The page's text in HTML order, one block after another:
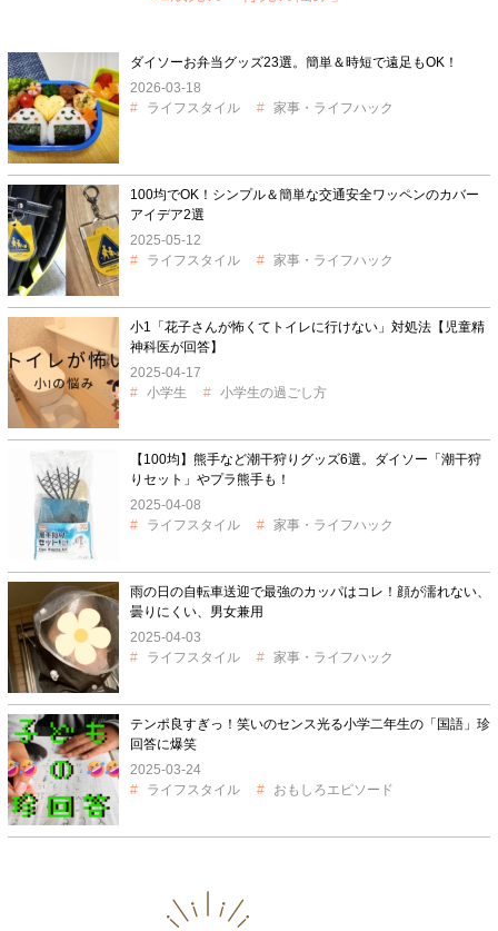
ダイソーお弁当グッズ23選。簡単＆時短で遠足もOK！
2026-03-18
ライフスタイル
家事・ライフハック
100均でOK！シンプル＆簡単な交通安全ワッペンのカバー
アイデア2選
2025-05-12
ライフスタイル
家事・ライフハック
小1「花子さんが怖くてトイレに行けない」対処法【児童精
神科医が回答】
2025-04-17
小学生
小学生の過ごし方
【100均】熊手など潮干狩りグッズ6選。ダイソー「潮干狩
りセット」やプラ熊手も！
2025-04-08
ライフスタイル
家事・ライフハック
雨の日の自転車送迎で最強のカッパはコレ！顔が濡れない、
曇りにくい、男女兼用
2025-04-03
ライフスタイル
家事・ライフハック
テンポ良すぎっ！笑いのセンス光る小学二年生の「国語」珍
回答に爆笑
2025-03-24
ライフスタイル
おもしろエピソード